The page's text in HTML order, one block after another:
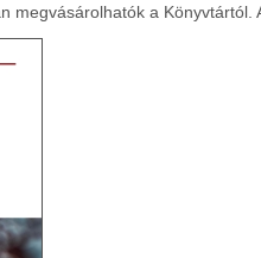
megvásárolhatók a